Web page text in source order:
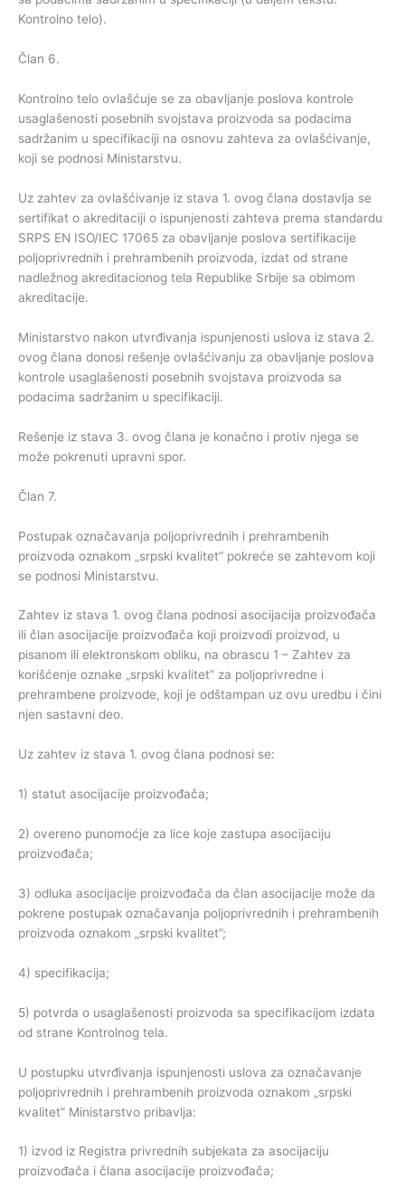
Kontrolno telo).
Član 6.
Kontrolno telo ovlašćuje se za obavljanje poslova kontrole
usaglašenosti posebnih svojstava proizvoda sa podacima
sadržanim u specifikaciji na osnovu zahteva za ovlašćivanje,
koji se podnosi Ministarstvu.
Uz zahtev za ovlašćivanje iz stava 1. ovog člana dostavlja se
sertifikat o akreditaciji o ispunjenosti zahteva prema standardu
SRPS EN ISO/IEC 17065 za obavljanje poslova sertifikacije
poljoprivrednih i prehrambenih proizvoda, izdat od strane
nadležnog akreditacionog tela Republike Srbije sa obimom
akreditacije.
Ministarstvo nakon utvrđivanja ispunjenosti uslova iz stava 2.
ovog člana donosi rešenje ovlašćivanju za obavljanje poslova
kontrole usaglašenosti posebnih svojstava proizvoda sa
podacima sadržanim u specifikaciji.
Rešenje iz stava 3. ovog člana je konačno i protiv njega se
može pokrenuti upravni spor.
Član 7.
Postupak označavanja poljoprivrednih i prehrambenih
proizvoda oznakom „srpski kvalitet” pokreće se zahtevom koji
se podnosi Ministarstvu.
Zahtev iz stava 1. ovog člana podnosi asocijacija proizvođača
ili član asocijacije proizvođača koji proizvodi proizvod, u
pisanom ili elektronskom obliku, na obrascu 1 – Zahtev za
korišćenje oznake „srpski kvalitet” za poljoprivredne i
prehrambene proizvode, koji je odštampan uz ovu uredbu i čini
njen sastavni deo.
Uz zahtev iz stava 1. ovog člana podnosi se:
1) statut asocijacije proizvođača;
2) overeno punomoćje za lice koje zastupa asocijaciju
proizvođača;
3) odluka asocijacije proizvođača da član asocijacije može da
pokrene postupak označavanja poljoprivrednih i prehrambenih
proizvoda oznakom „srpski kvalitet”;
4) specifikacija;
5) potvrda o usaglašenosti proizvoda sa specifikacijom izdata
od strane Kontrolnog tela.
U postupku utvrđivanja ispunjenosti uslova za označavanje
poljoprivrednih i prehrambenih proizvoda oznakom „srpski
kvalitet” Ministarstvo pribavlja:
1) izvod iz Registra privrednih subjekata za asocijaciju
proizvođača i člana asocijacije proizvođača;